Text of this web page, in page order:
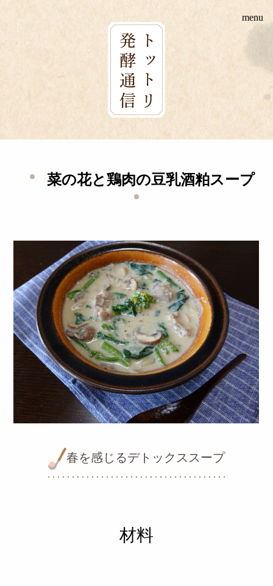
to
menu
菜の花と鶏肉の豆乳酒粕スープ
春を感じるデトックススープ
材料